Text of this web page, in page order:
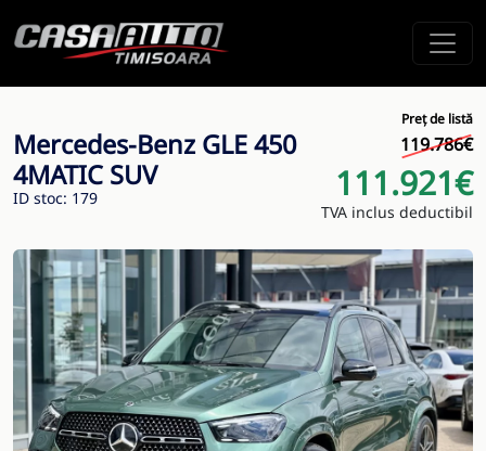
Mercedes-Benz GLE 450
4MATIC SUV
ID stoc: 179
Preț de listă
119.786€
111.921€
TVA inclus deductibil